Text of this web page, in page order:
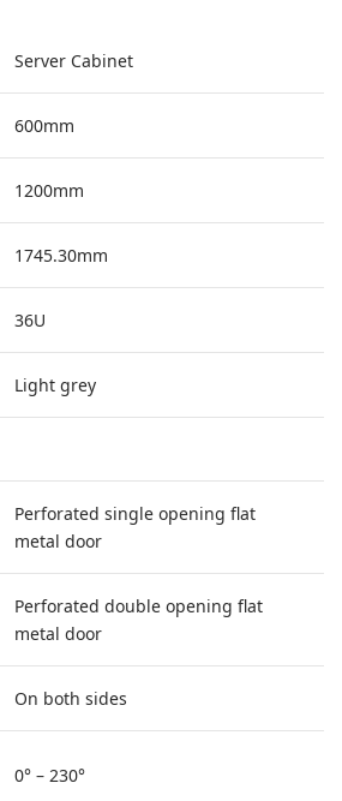
Server Cabinet
600mm
1200mm
1745.30mm
36U
Light grey
Perforated single opening flat
metal door
Perforated double opening flat
metal door
On both sides
0° – 230°